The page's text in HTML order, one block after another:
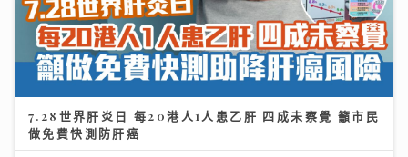
7.28世界肝炎日 每20港人1人患乙肝 四成未察覺 籲市民
做免費快測防肝癌